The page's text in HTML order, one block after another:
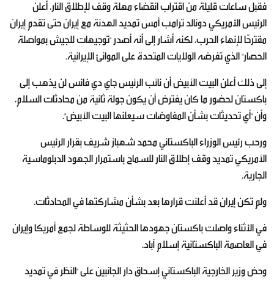
فقبل ساعات قليلة من اقتراب انقضاء مهلة وقف لإطلاق النار، أعلن
الرئيس الأمريكي دونالد ترامب أمس تمديد الهدنة مع إيران حتى تقدم إيران
مقترحًا لإنهاء الحرب، لكنه أشار إلى أنه أصدر "توجيهات للجيش بمواصلة
الحصار" الذي تفرضه الولايات المتحدة على الموانئ الإيرانية.
إلى ذلك أعلن البيت الأبيض أن نائب الرئيس جاي دي فانس لن يذهب إلى
باكستان لحضور ما كان يفترض أن يكون جولة ثانية من محادثات السلام،
وأن "أي تحديثات بشأن المفاوضات سيعلنها البيت الأبيض".
ورحب رئيس الوزراء الباكستاني محمد شهباز شريف بقرار الرئيس
الأمريكي تمديد وقف إطلاق النار للسماح باستمرار الجهود الدبلوماسية
الجارية.
ولم تكن إيران قد أعلنت قرارها بعد بشأن مشاركتها في المحادثات.
في الأثناء واصلت باكستان جهودها الحثيثة للوساطة لجمع أمريكا وإيران
في العاصمة الباكستانية إسلام آباد.
وحض وزير الخارجية الباكستاني إسحاق دار الجانبين على "النظر في تمديد